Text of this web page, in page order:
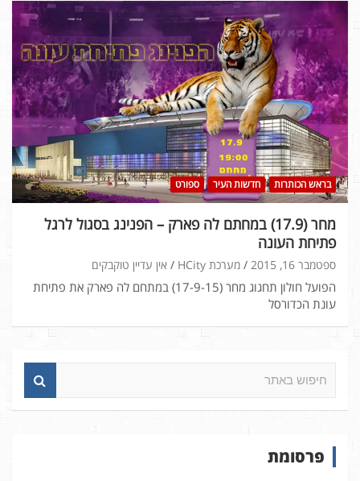
בראש הכותרות חדשות העיר ספורט
מחר (17.9) במחתם לה פארק – הפנינג בסגול לרגל
פתיחת העונה
ספטמבר 16, 2015 מערכת HCity אין עדיין טוקבקים
הפועל חולון תחגוג מחר (17-9-15) במתחם לה פארק את פתיחת
עונת הכדורסל
א
פרסומת